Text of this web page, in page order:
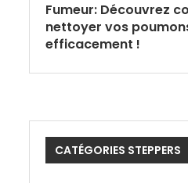
Fumeur: Découvrez
nettoyer vos
efficacement !
CATÉGORIES STEPPERS